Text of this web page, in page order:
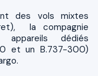
des vols mixtes
la compagnie
appareils dédiés
et un B.737-300)